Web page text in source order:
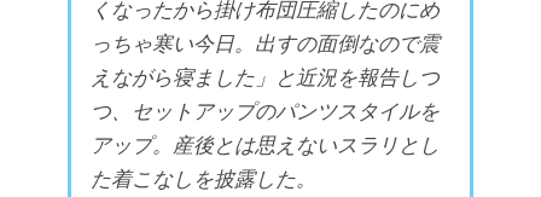
くなったから掛け布団圧縮したのにめ
っちゃ寒い今日。出すの面倒なので震
えながら寝ました」と近況を報告しつ
つ、セットアップのパンツスタイルを
アップ。産後とは思えないスラリとし
た着こなしを披露した。